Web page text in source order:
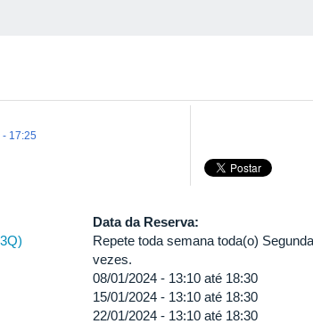
17:25
Data da Reserva:
Repete toda semana toda(o)
vezes.
08/01/2024 - 13:10 até 18:30
15/01/2024 - 13:10 até 18:30
22/01/2024 - 13:10 até 18:30